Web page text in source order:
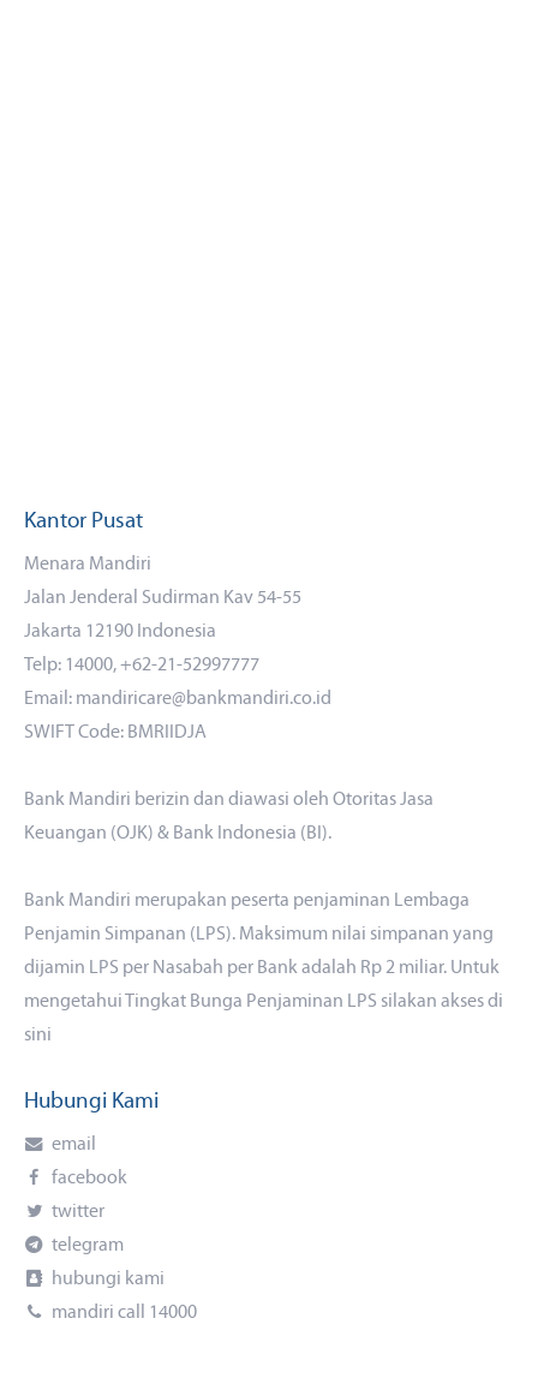
Kantor Pusat
Menara Mandiri
Jalan Jenderal Sudirman Kav 54-55
Jakarta 12190 Indonesia
Telp: 14000, +62-21-52997777
Email: mandiricare@bankmandiri.co.id
SWIFT Code: BMRIIDJA
Bank Mandiri berizin dan diawasi oleh Otoritas Jasa
Keuangan (OJK) & Bank Indonesia (BI).
Bank Mandiri merupakan peserta penjaminan Lembaga
Penjamin Simpanan (LPS). Maksimum nilai simpanan yang
dijamin LPS per Nasabah per Bank adalah Rp 2 miliar. Untuk
mengetahui Tingkat Bunga Penjaminan LPS silakan akses di
sini
Hubungi Kami
email
facebook
twitter
telegram
hubungi kami
mandiri call 14000